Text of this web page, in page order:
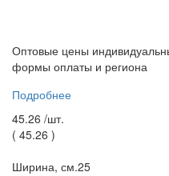
Оптовые цены
формы оплаты и региона
Подробнее
45.26 /шт.
( 45.26 )
Ширина, см.25